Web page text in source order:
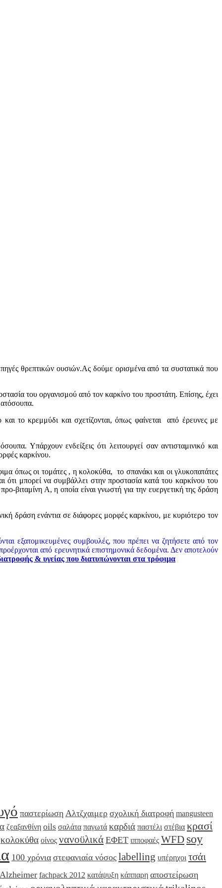
θρεπτικών ουσιών.Ας δούμε ορισμένα από τα συστατικά που
του οργανισμού από τον καρκίνο του προστάτη. Επίσης, έχει
το κρεμμύδι και σχετίζονται, όπως φαίνεται από έρευνες με
Υπάρχουν ενδείξεις ότι λειτουργεί σαν αντισταμινικό και
καρκίνου.
όπως οι τομάτες , η κολοκύθα, το σπανάκι και οι γλυκοπατάτες
ότι μπορεί να συμβάλλει στην προστασία κατά του καρκίνου του
βιταμίνη Α, η οποία είναι γνωστή για την ευεργετική της δράση
δράση ενάντια σε διάφορες μορφές καρκίνου, με κυριότερο τον
εξατομικευμένες συμβουλές, που πρέπει να ζητήσετε από τον
από ερευνητικά επιστημονικά δεδομένα. Δεν αποτελούν
& υγείας που διατυπώνονται στα τρόφιμα
παστερίωση Αλτζχαιμερ σχολική διατροφή mangusteen
ζεαξανθίνη oils σαλάτα παγωτά καρδιά παστέλι στέβια κρασί
κολοκύθα οίνος νανοϋλικά ΕΦΕΤ ιπποφαές WFD soy
100 χρόνια στεφανιαία νόσος labelling υπέρηχοι τσάι
Alzheimer fachpack 2012 κατάψυξη κάππαρη αποστείρωση